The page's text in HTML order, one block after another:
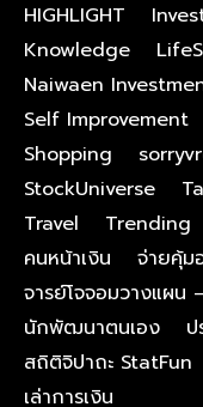
HIGHLIGHT
Knowledge
Naiwaen
Self Improvement
Shopping
StockUniverse
Travel
Trending
คนหน้าเงิน
จ่ายคุ้ม
จารย์โจจอมวางแผน
นักพัฒนาตนเอง
ป
สถิติจิปาถะ StatFun
เล่าการเงิน